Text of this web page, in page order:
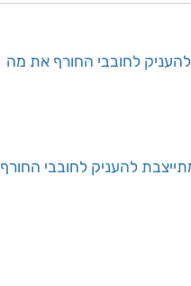
לחובבי החורף את מה
להעניק לחובבי החורף